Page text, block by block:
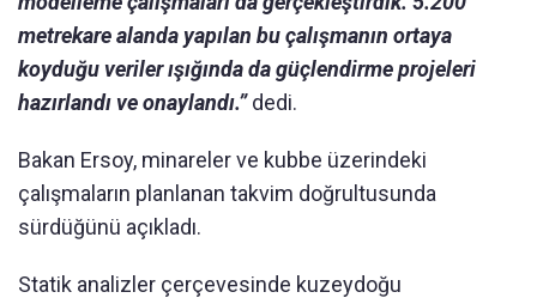
metrekare alanda yapılan bu çalışmanın ortaya
koyduğu veriler ışığında da güçlendirme projeleri
hazırlandı ve onaylandı.”dedi.
Bakan Ersoy, minareler ve kubbe üzerindeki
çalışmaların planlanan takvim doğrultusunda
sürdüğünü açıkladı.
Statik analizler çerçevesinde kuzeydoğu